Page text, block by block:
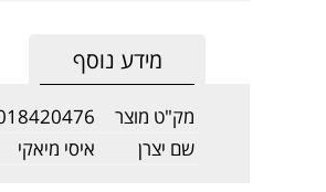
מידע נוסף
מק"ט מוצר
שם יצרן
איסי מיאקי